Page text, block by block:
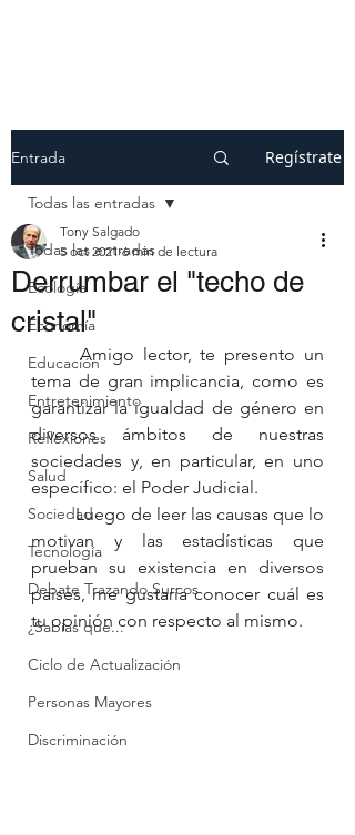
Entrada Regístrate
Todas las entradas
Ecología
Economía
Educación
Entretenimiento
Reflexiones
Salud
Sociedad
Tecnología
Debate Trazando Surcos
¿Sabías que...
Ciclo de Actualización
Personas Mayores
Discriminación
Todas las entradas
Derrumbar el "techo de
cristal"
Tony Salgado
5 oct 2021 6 min de lectura
	Amigo lector, te presento un
tema de gran implicancia, como es
garantizar la igualdad de género en
diversos ámbitos de nuestras
sociedades y, en particular, en uno
específico: el Poder Judicial.
	Luego de leer las causas que lo
motivan y las estadísticas que
prueban su existencia en diversos
países, me gustaría conocer cuál es
tu opinión con respecto al mismo.